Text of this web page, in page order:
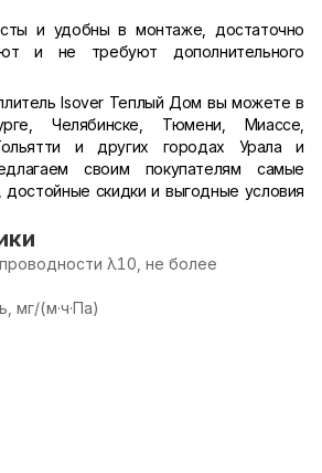
и удобны в монтаже, достаточно
и не требуют дополнительного
Isover Теплый Дом вы можете в
Челябинске, Тюмени, Миассе,
и других городах Урала и
своим покупателям самые
скидки и выгодные условия
λ10, не более
мг/(м·ч·Па)